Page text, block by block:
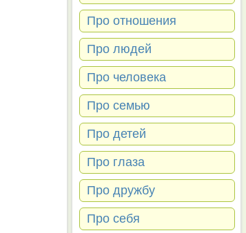
Про отношения
Про людей
Про человека
Про семью
Про детей
Про глаза
Про дружбу
Про себя